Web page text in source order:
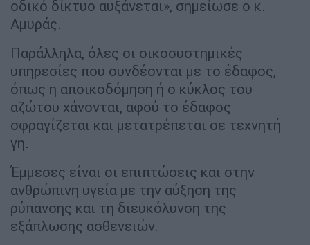
οδικό δίκτυο αυξάνεται», σημείωσε ο κ.
Αμυράς.
Παράλληλα, όλες οι οικοσυστημικές
υπηρεσίες που συνδέονται με το έδαφος,
όπως η αποικοδόμηση ή ο κύκλος του
αζώτου χάνονται, αφού το έδαφος
σφραγίζεται και μετατρέπεται σε τεχνητή
γη.
Έμμεσες είναι οι επιπτώσεις και στην
ανθρώπινη υγεία με την αύξηση της
ρύπανσης και τη διευκόλυνση της
εξάπλωσης ασθενειών.